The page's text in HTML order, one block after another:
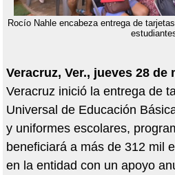
Rocío Nahle encabeza entrega de
Veracruz, Ver., jueves 28 de
Veracruz inició la entrega de
Universal de Educación
y uniformes escolares,
beneficiará a más de 312 mil
en la entidad con un apoyo